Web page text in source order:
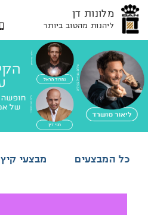
תפריט
עליון
המרכזי
תפריט
תחתון
מלונות דן
ליהנות מהטוב ביותר
כל המבצעים מבצעי קיץ